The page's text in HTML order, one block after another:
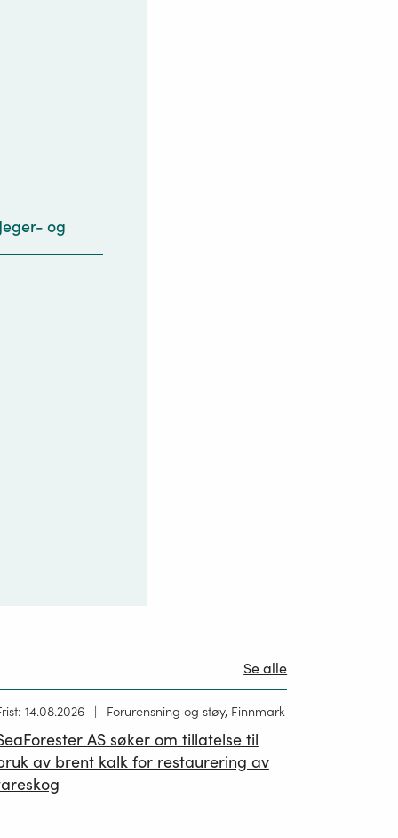
og
Se alle
14.08.2026 Forurensning og støy, Finnmark
AS søker om tillatelse til
av brent kalk for restaurering av